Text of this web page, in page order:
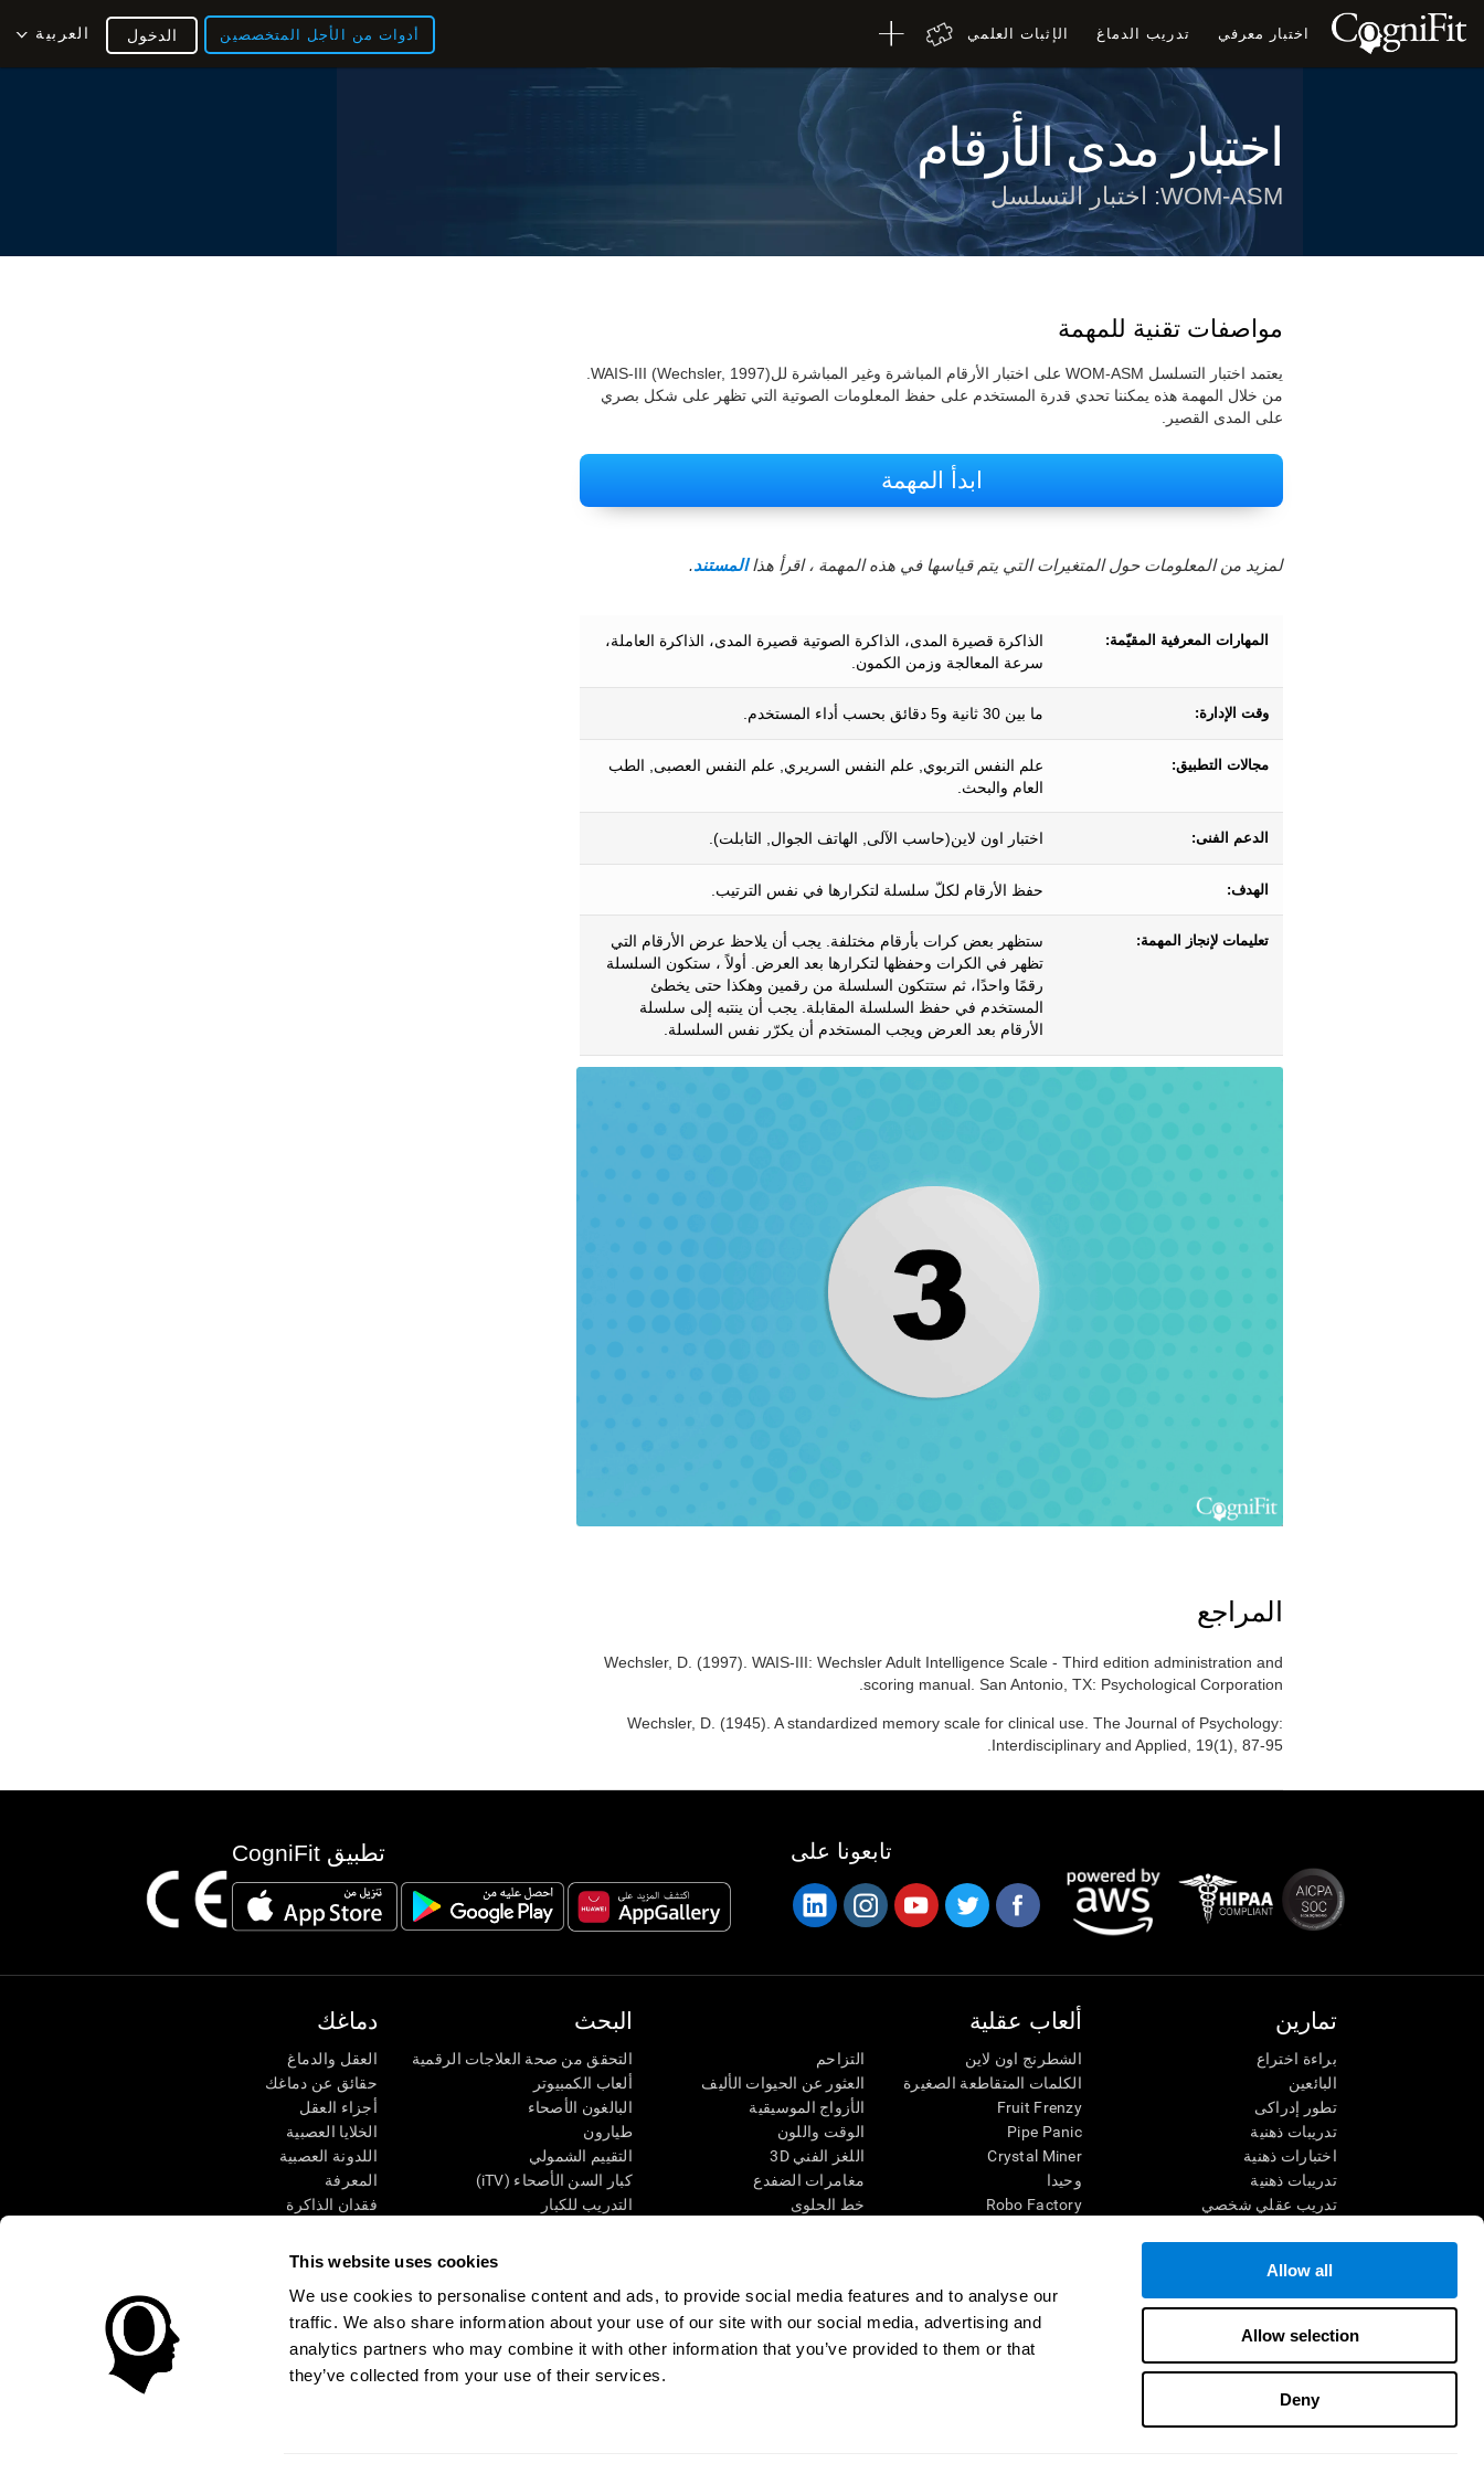
This website uses cookies
We use cookies to personalise content and ads, to provide social media features and to analyse our
traffic. We also share information about your use of our site with our social media, advertising and
analytics partners who may combine it with other information that you’ve provided to them or that
they’ve collected from your use of their services.
Allow all
Allow selection
Deny
اختبار معرفي تدريب الدماغ الإثبات العلمي أدوات من الأجل المتخصصين العربية الدخول
اختبار مدى الأرقام
WOM-ASM: اختبار التسلسل
مواصفات تقنية للمهمة
من خلال المهمة هذه يمكننا تحدي قدرة المستخدم على حفظ المعلومات الصوتية التي تظهر على شكل بصري
على المدى القصير.
ابدأ المهمة
لمزيد من المعلومات حول المتغيرات التي يتم قياسها في هذه المهمة ، اقرأ هذاالمستند.
المهارات المعرفية المقيّمة:
الذاكرة قصيرة المدى، الذاكرة الصوتية قصيرة المدى، الذاكرة العاملة،
سرعة المعالجة وزمن الكمون.
وقت الإدارة: ما بين 30 ثانية و5 دقائق بحسب أداء المستخدم.
مجالات التطبيق:
علم النفس التربوي, علم النفس السريري, علم النفس العصبى, الطب
العام والبحث.
الدعم الفنى: اختبار اون لاين(حاسب الآلى, الهاتف الجوال, التابلت).
الهدف: حفظ الأرقام لكلّ سلسلة لتكرارها في نفس الترتيب.
تعليمات لإنجاز المهمة:
ستظهر بعض كرات بأرقام مختلفة. يجب أن يلاحظ عرض الأرقام التي
تظهر في الكرات وحفظها لتكرارها بعد العرض. أولاً ، ستكون السلسلة
رقمًا واحدًا، ثم ستتكون السلسلة من رقمين وهكذا حتى يخطئ
المستخدم في حفظ السلسلة المقابلة. يجب أن ينتبه إلى سلسلة
الأرقام بعد العرض ويجب المستخدم أن يكرّر نفس السلسلة.
المراجع
Wechsler, D. (1997). WAIS-III: Wechsler Adult Intelligence Scale - Third edition administration and
scoring manual. San Antonio, TX: Psychological Corporation.
Wechsler, D. (1945). A standardized memory scale for clinical use. The Journal of Psychology:
Interdisciplinary and Applied, 19(1), 87-95.
تطبيق CogniFit تابعونا على
دماغك
العقل والدماغ
حقائق عن دماغك
أجزاء العقل
الخلايا العصبية
اللدونة العصبية
المعرفة
فقدان الذاكرة
وظائف ذهنية
الإدراك الحسى
الانتباه
البحث
التحقق من صحة العلاجات الرقمية
ألعاب الكمبيوتر
البالغون الأصحاء
طيارون
التقييم الشمولي
كبار السن الأصحاء (iTV)
التدريب للكبار
ألعاب عقلية
الشطرنج اون لاين
الكلمات المتقاطعة الصغيرة
Fruit Frenzy
Pipe Panic
Crystal Miner
وحيدا
Robo Factory
قم بالمطابقة
فوضى الرياضيات
سباق الرخام
التزاحم
العثور عن الحيوات الأليف
الأزواج الموسيقية
الوقت واللون
اللغز الفني 3D
مغامرات الضفدع
خط الحلوى
اللعبة العقلية: تفجير البالونات
ألعاب الذكاء
ألعاب اون لاين من آجل الذاكرة
تمارين
براءة اختراع
البائعين
تطور إدراكى
تدريبات ذهنية
اختبارات ذهنية
تدريبات ذهنية
تدريب عقلي شخصي
فهم القراءة
الأطفال الموهوبون
معارك الدماغ